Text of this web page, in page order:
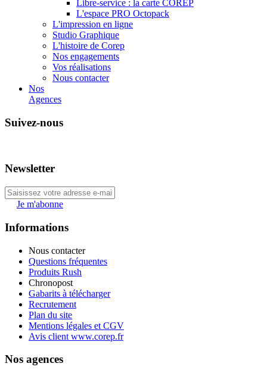
Libre-service : la carte COREP
L'espace PRO Octopack
L'impression en ligne
Studio Graphique
L'histoire de Corep
Nos engagements
Vos réalisations
Nous contacter
Nos
Agences
Suivez-nous
Newsletter
Je m'abonne
Informations
Nous contacter
Questions fréquentes
Produits Rush
Chronopost
Gabarits à télécharger
Recrutement
Plan du site
Mentions légales et CGV
Avis client www.corep.fr
Nos agences